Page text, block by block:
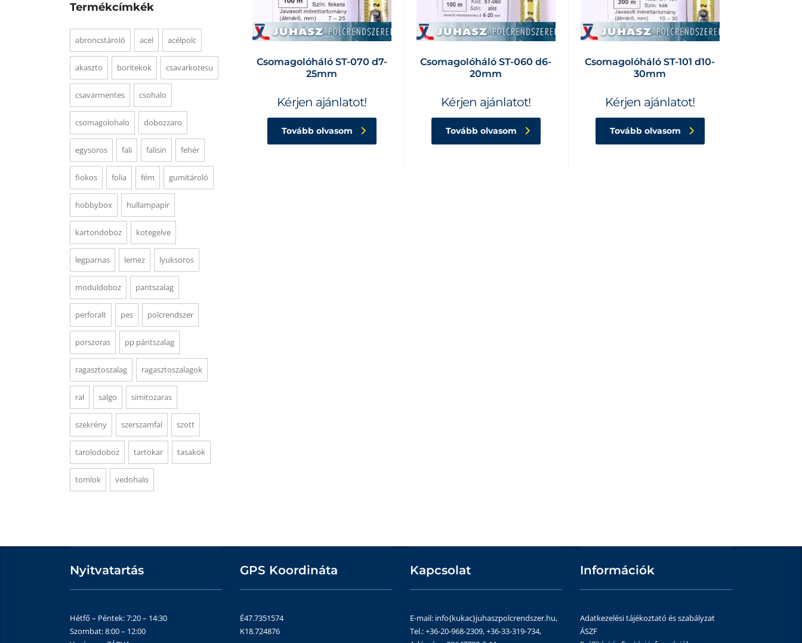
Csomagolóháló ST-070 d7-
25mm
Kérjen ajánlatot!
Tovább olvasom
Csomagolóháló ST-060 d6-
20mm
Kérjen ajánlatot!
Tovább olvasom
Csomagolóháló ST-101 d10-
30mm
Kérjen ajánlatot!
Tovább olvasom
Termékcímkék
abroncstároló acel acélpolc
akaszto boritekok csavarkotesu
csavarmentes csohalo
csomagolohalo dobozzaro
egysoros fali falisin fehér
fiokos folia fém gumitároló
hobbybox hullampapir
kartondoboz kotegelve
legparnas lemez lyuksoros
moduldoboz pantszalag
perforalt pes polcrendszer
porszoras pp pántszalag
ragasztoszalag ragasztoszalagok
ral salgo simitozaras
szekrény szerszamfal szott
tarolodoboz tartokar tasakok
tomlok vedohalo
Nyitvatartás
Hétfő – Péntek: 7:20 – 14:30
Szombat: 8:00 – 12:00
GPS Koordináta
É47.7351574
K18.724876
Kapcsolat
E-mail: info{kukac}juhaszpolcrendszer.hu,
Tel.: +36-20-968-2309, +36-33-319-734,
Információk
Adatkezelési tájékoztató és szabályzat
ÁSZF